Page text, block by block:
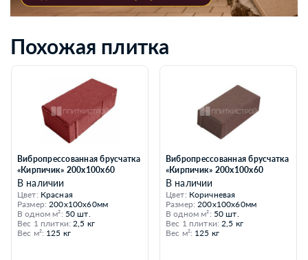
Похожая плитка
Вибропрессованная брусчатка
«Кирпичик» 200х100х60
В наличии
Цвет: Красная
Размер: 200x100x60мм
В одном м²: 50 шт.
Вес 1 плитки: 2,5 кг
Вес м²: 125 кг
Вибропрессованная брусчатка
«Кирпичик» 200х100х60
В наличии
Цвет: Коричневая
Размер: 200x100x60мм
В одном м²: 50 шт.
Вес 1 плитки: 2,5 кг
Вес м²: 125 кг